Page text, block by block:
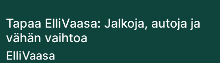
Tapaa ElliVaasa: Jalkoja, autoja ja
vähän vaihtoa
ElliVaasa